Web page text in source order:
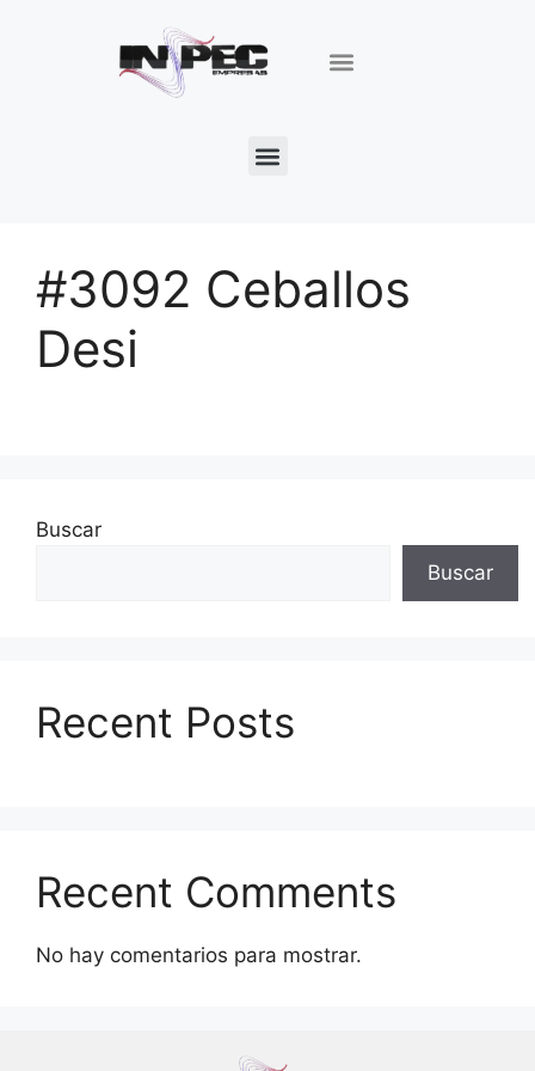
#3092 Ceballos
Desi
Buscar
Buscar
Recent Posts
Recent Comments
No hay comentarios para mostrar.